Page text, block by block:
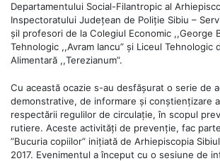
Departamentului Social-Filantropic al
Inspectoratului Județean de Poliție Sibiu –
șil profesori de la Colegiul Economic ,,George
Tehnologic ,,Avram Iancu” și Liceul Tehnologic
Alimentară ,,Terezianum”.
Cu această ocazie s-au desfășurat o serie de
demonstrative, de informare și conștiențizare
respectării regulilor de circulație, în scopul
rutiere. Aceste activități de prevenție, fac
”Bucuria copiilor” inițiată de Arhiepiscopia
2017. Evenimentul a început cu o sesiune de